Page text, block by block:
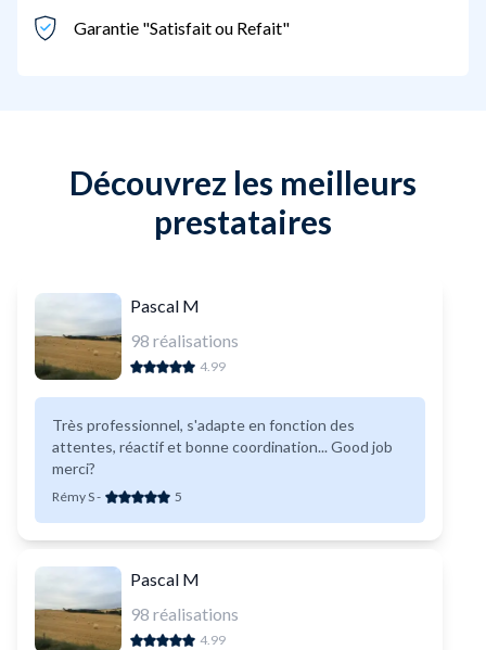
Garantie "Satisfait ou Refait"
Découvrez les meilleurs
prestataires
Pascal M
98 réalisations
4.99
Très professionnel, s'adapte en fonction des
attentes, réactif et bonne coordination... Good job
merci?
Rémy S- 5
Pascal M
98 réalisations
4.99